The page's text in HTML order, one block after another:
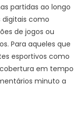
partidas ao longo
digitais como
de jogos ou
Para aqueles que
esportivos como
cobertura em tempo
minuto a